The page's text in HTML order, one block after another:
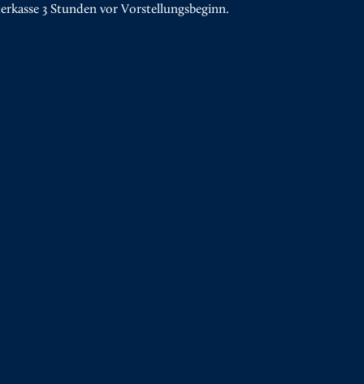
3 Stunden vor Vorstellungsbeginn.